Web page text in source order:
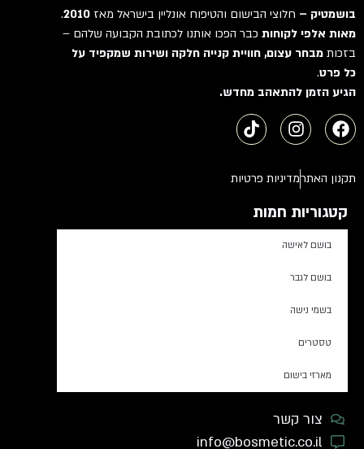
בושמטיק –חלוצי הבישום והטיפוח אונליין בישראל מאז2010
.
מאות אלפי לקוחותכבר הפכו אותנו לכתובת הקבועה שלהם –
בזכותמבחר עצום, חוויית קנייה חלקה ושירות שמקפיד על
כל פרט.
הגיע הזמן להתאהב מחדש.
תקנון האתרמדיניות פרטיות
קטגוריות חמות
בושם לאישה
בושם לגבר
בשמי נישה
טסטרים
מארזי בישום
צור קשר
info@bosmetic.co.il